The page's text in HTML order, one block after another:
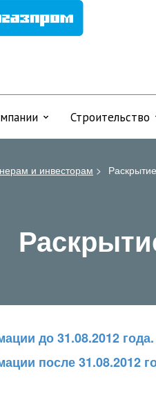
Строительство
и инвесторам >
до 31.08.2012 года.
после 31.08.2012